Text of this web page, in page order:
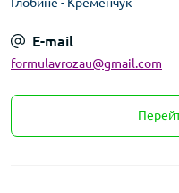
E-mail
formulavrozau@gmail.com